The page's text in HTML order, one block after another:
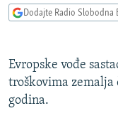
Pređite
VIZUELNO
FOTOGALERIJE
INFOGRAFIKE
RAT U UKRAJINI
KINA NA BALKANU
Dodajte Radio Slobodna
Evropske vođe
troškovima zemalja
godina.